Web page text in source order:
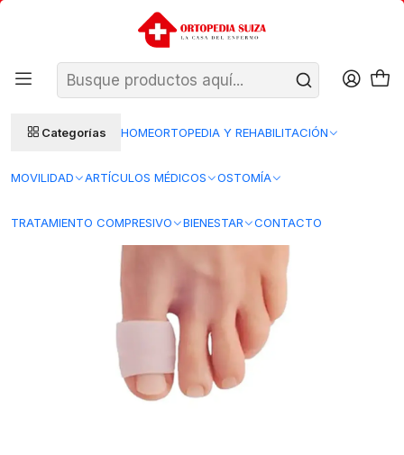
Categorías HOMEORTOPEDIA Y REHABILITACIÓN
MOVILIDAD ARTÍCULOS MÉDICOS OSTOMÍA
TRATAMIENTO COMPRESIVO BIENESTAR CONTACTO
SANTIAGO: ENTREGA AL DÍA HÁBIL SIGUIENTE (L–V)
REGIONES 48–72 HORAS HÁBILES
Bienestar Cuidado del Pie Anillo Gel Lenox - Tallas